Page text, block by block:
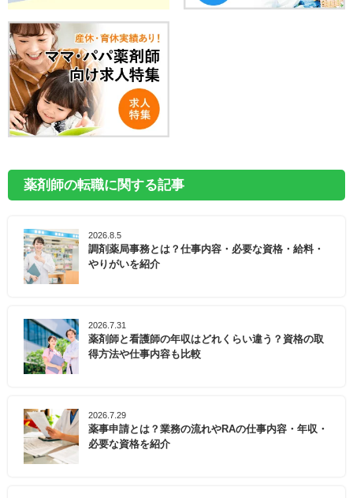
薬剤師の転職に関する記事
2026.8.5
調剤薬局事務とは？仕事内容・必要な資格・給料・
やりがいを紹介
2026.7.31
薬剤師と看護師の年収はどれくらい違う？資格の取
得方法や仕事内容も比較
2026.7.29
薬事申請とは？業務の流れやRAの仕事内容・年収・
必要な資格を紹介